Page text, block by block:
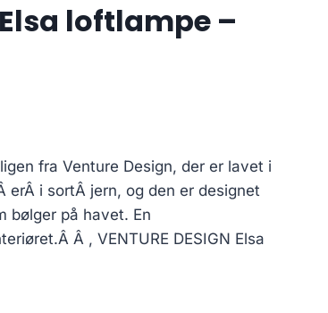
Elsa loftlampe –
fra Venture Design, der er lavet i
erÂ i sortÂ jern, og den er designet
bølger på havet. En
Â , VENTURE DESIGN Elsa